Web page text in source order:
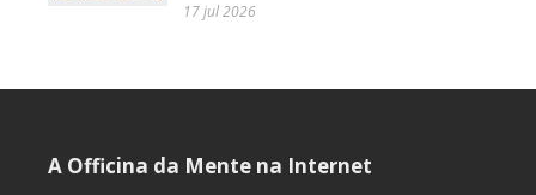
17 jul 2026
A Officina da Mente na Internet